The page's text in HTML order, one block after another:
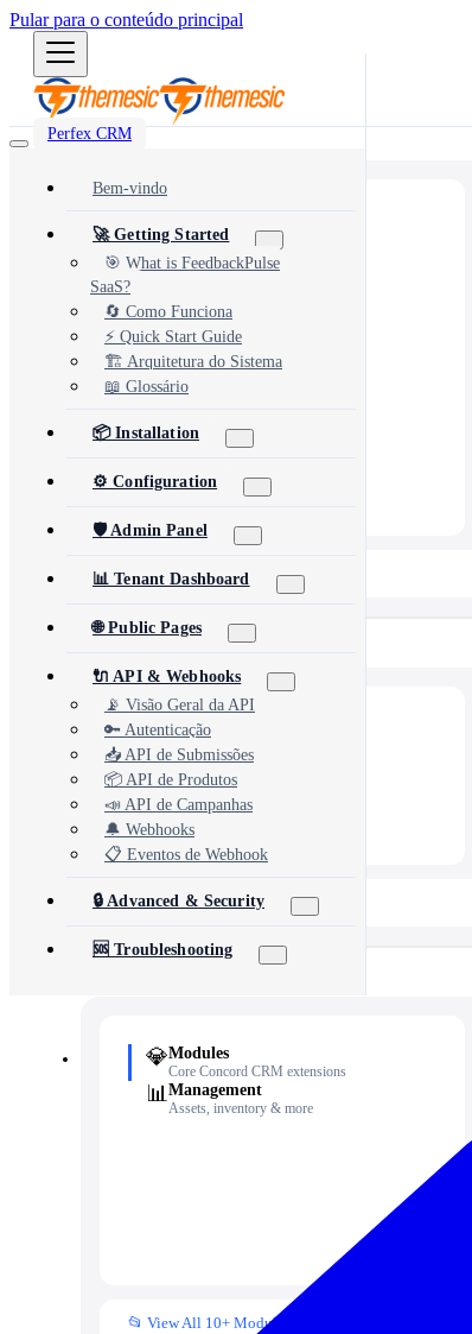
Pular para o conteúdo principal
Perfex CRM
Most popular modules and add-ons
🔗Integrations
Third-party services & APIs
Workflow automation & dev tools
🎨Themes & Security
UI customization & protection
📂 View All 40+ Modules →
Rise CRM
🧩Modules
Core Rise CRM extensions
⚙️Automation & API
Security and third-party tools
📂 View All 5 Plugins →
💎Modules
Core Concord CRM extensions
📊 Management
Assets, inventory & more
📂 View All 10+ Modules →
Bem-vindo
🚀 Getting Started
🎯 What is FeedbackPulse
SaaS?
🔄 Como Funciona
⚡ Quick Start Guide
🏗️ Arquitetura do Sistema
📖 Glossário
📦 Installation
⚙️ Configuration
🛡️ Admin Panel
📊 Tenant Dashboard
🌐 Public Pages
🔌 API & Webhooks
📡 Visão Geral da API
🔑 Autenticação
📥 API de Submissões
📦 API de Produtos
📣 API de Campanhas
🔔 Webhooks
📋 Eventos de Webhook
🔒 Advanced & Security
🆘 Troubleshooting